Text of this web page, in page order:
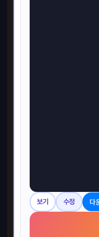
보기 수정 다